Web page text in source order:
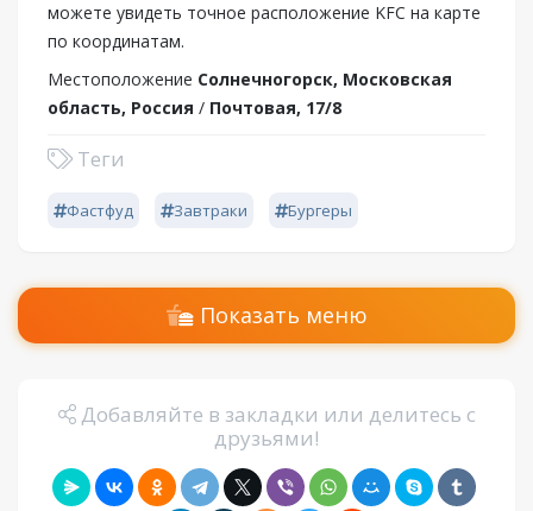
можете увидеть точное расположение KFC на карте
по координатам.
Местоположение Солнечногорск, Московская
область, Россия / Почтовая, 17/8
Теги
Фастфуд Завтраки Бургеры
Показать меню
Добавляйте в закладки или делитесь с
друзьями!